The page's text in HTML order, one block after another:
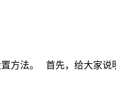
方法。 首先，给大家